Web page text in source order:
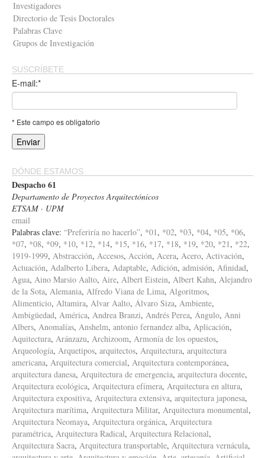
Investigadores
Directorio de Tesis Doctorales
Palabras Clave
Grupos de Investigación
SUSCRÍBETE
E-mail:*
* Este campo es obligatorio
DÓNDE ESTAMOS
Despacho 61
Departamento de Proyectos Arquitectónicos
ETSAM · UPM
email
Palabras clave: “Preferiría no hacerlo”, *01 , *02, *03, *04, *05, *06,
*07, *08, *09, *10, *12, *14, *15, *16, *17, *18, *19, *20, *21 , *22,
1919-1999, Abstracción, Accesos, Acción, Acera, Acero, Activación,
Actuación, Adalberto Libera, Adaptable, Adición, admisión, Afinidad,
Agua, Aino Marsio Aalto, Aire, Albert Eistein, Albert Kahn, Alejandro
de la Sota, Alemania, Alfredo Viana de Lima, Algoritmos,
Alimenticio, Altamira, Alvar Aalto, Álvaro Siza, Ambiente,
Ambigüedad, América, Andrea Branzi, Andrés Perea, Ángulo, Anni
Albers, Anomalías, Anshelm, antonio fernandez alba, Aplicación,
Aquitectura, Aránzazu, Archizoom, Armonía de los opuestos,
Arqueología, Arquetipos, arquitectos, Arquitectura, arquitectura
americana, Arquitectura comercial, Arquitectura contemporánea,
arquitectura danesa, Arquitectura de emergencia, arquitectura docente,
Arquitectura ecológica, Arquitectura efímera, Arquitectura en altura,
Arquitectura expositiva, Arquitectura extensiva, arquitectura japonesa,
Arquitectura marítima, Arquitectura Militar, Arquitectura monumental,
Arquitectura Neomaya, Arquitectura orgánica, Arquitectura
paramétrica, Arquitectura Radical, Arquitectura Relacional,
Arquitectura Sacra, Arquitectura transportable, Arquitectura vernácula,